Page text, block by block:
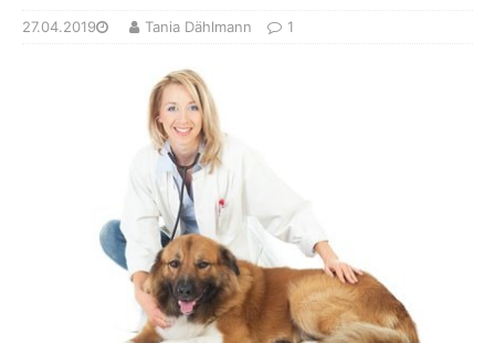
27.04.2019 Tania Dählmann 1